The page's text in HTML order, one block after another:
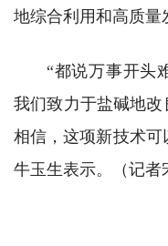
地综合利用和高质量
“都说万事开头
我们致力于盐碱地
相信，这项新技术可
牛玉生表示。（记者